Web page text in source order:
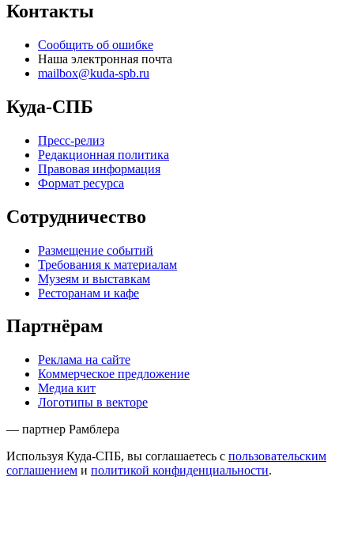
Контакты
Сообщить об ошибке
Наша электронная почта
mailbox@kuda-spb.ru
Куда-СПБ
Пресс-релиз
Редакционная политика
Правовая информация
Формат ресурса
Сотрудничество
Размещение событий
Требования к материалам
Музеям и выставкам
Ресторанам и кафе
Партнёрам
Реклама на сайте
Коммерческое предложение
Медиа кит
Логотипы в векторе
— партнер Рамблера
Используя Куда-СПБ, вы соглашаетесь с пользовательским
соглашением и политикой конфиденциальности.